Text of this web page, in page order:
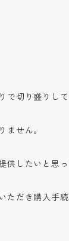
で切り盛りし
せん。
供したいと思っ
ただき購入手